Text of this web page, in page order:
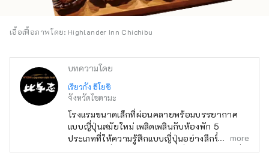
เอื้อเฟื้อภาพโดย: Highlander Inn Chichibu
บทความโดย
เรียวกัง ฮิโยชิ
จังหวัดไซตามะ
โรงแรมขนาดเล็กที่ผ่อนคลายพร้อมบรรยากาศ
แบบญี่ปุ่นสมัยใหม่ เพลิดเพลินกับห้องพัก 5
ประเภทที่ให้ความรู้สึกแบบญี่ปุ่นอย่างลึกซึ้ง
อาหารเช้าซึ่งใช้วัตถุดิบในท้องถิ่นมากมายเป็นที่
more